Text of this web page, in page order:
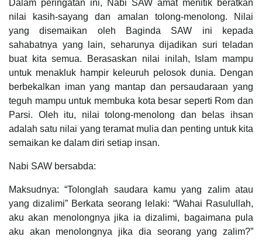
Dalam peringatan ini, Nabi SAW amat menitik beratkan
nilai kasih-sayang dan amalan tolong-menolong. Nilai
yang disemaikan oleh Baginda SAW ini kepada
sahabatnya yang lain, seharunya dijadikan suri teladan
buat kita semua. Berasaskan nilai inilah, Islam mampu
untuk menakluk hampir keleuruh pelosok dunia. Dengan
berbekalkan iman yang mantap dan persaudaraan yang
teguh mampu untuk membuka kota besar seperti Rom dan
Parsi. Oleh itu, nilai tolong-menolong dan belas ihsan
adalah satu nilai yang teramat mulia dan penting untuk kita
semaikan ke dalam diri setiap insan.
Nabi SAW bersabda:
Maksudnya: “Tolonglah saudara kamu yang zalim atau
yang dizalimi” Berkata seorang lelaki: “Wahai Rasulullah,
aku akan menolongnya jika ia dizalimi, bagaimana pula
aku akan menolongnya jika dia seorang yang zalim?”